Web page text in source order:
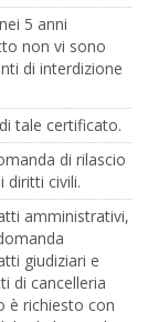
5 anni
non vi sono
di interdizione
tale certificato.
di rilascio
diritti civili.
amministrativi,
giudiziari e
di cancelleria
è richiesto con